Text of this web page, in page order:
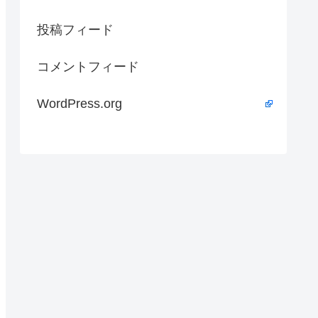
投稿フィード
コメントフィード
WordPress.org